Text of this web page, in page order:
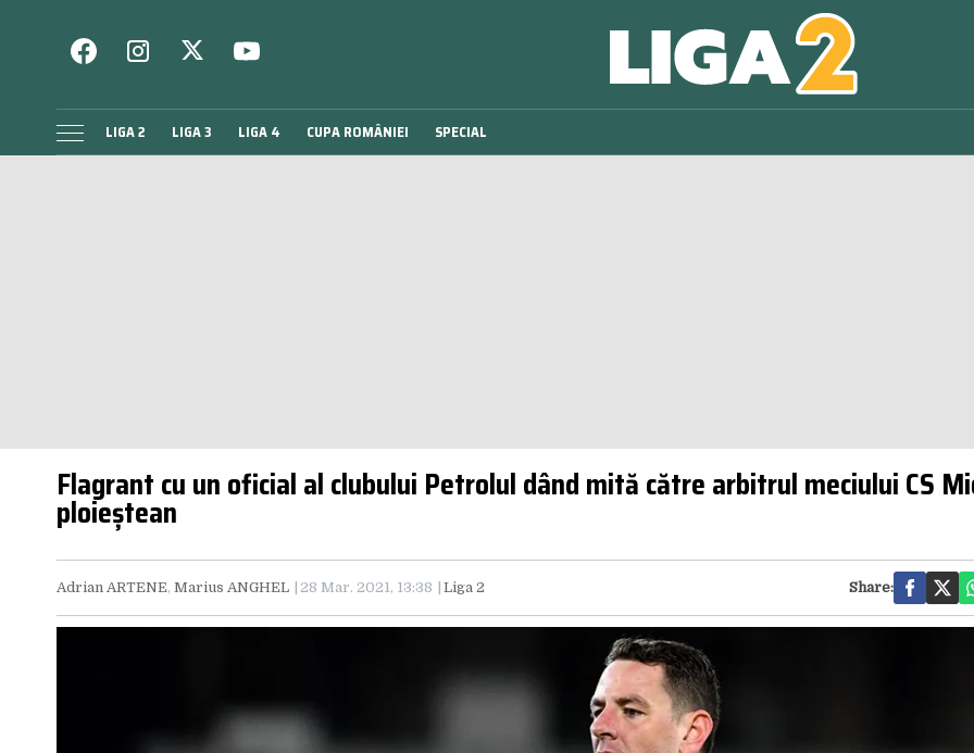
LIGA 2 LIGA 3 LIGA 4 CUPA ROMÂNIEI SPECIAL
Flagrant cu un oficial al clubului Petrolul dând mită către arbitrul meciului CS
ploieștean
Adrian ARTENE, Marius ANGHEL 28 Mar. 2021, 13:38 Liga 2 Share: